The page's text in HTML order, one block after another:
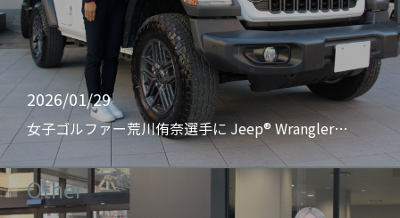
2026/01/29
女子ゴルファー荒川侑奈選手に Jeep® Wrangler…
Other